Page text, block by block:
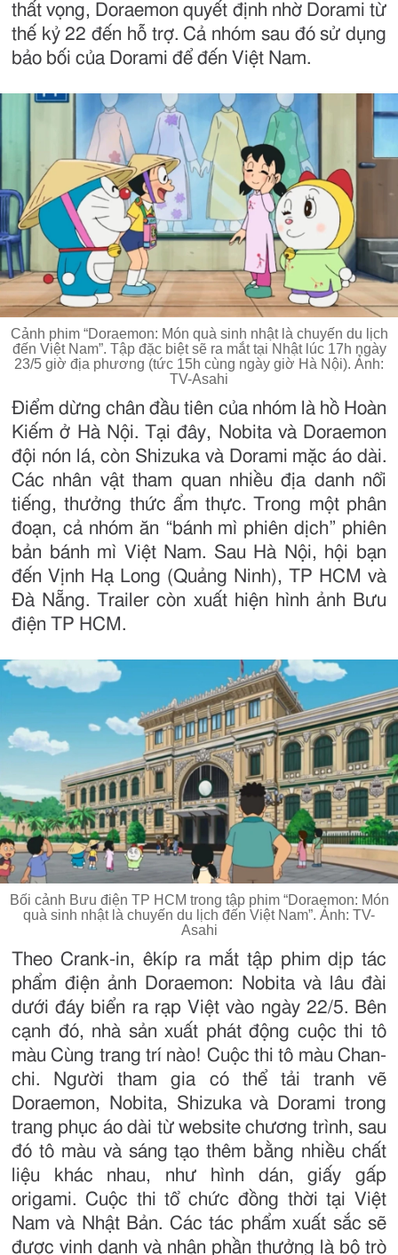
thất vọng, Doraemon quyết định nhờ Dorami từ
thế kỷ 22 đến hỗ trợ. Cả nhóm sau đó sử dụng
bảo bối của Dorami để đến Việt Nam.
Cảnh phim “Doraemon: Món quà sinh nhật là chuyến du lịch
đến Việt Nam”. Tập đặc biệt sẽ ra mắt tại Nhật lúc 17h ngày
23/5 giờ địa phương (tức 15h cùng ngày giờ Hà Nội). Ảnh:
TV-Asahi
Điểm dừng chân đầu tiên của nhóm là hồ Hoàn
Kiếm ở Hà Nội. Tại đây, Nobita và Doraemon
đội nón lá, còn Shizuka và Dorami mặc áo dài.
Các nhân vật tham quan nhiều địa danh nổi
tiếng, thưởng thức ẩm thực. Trong một phân
đoạn, cả nhóm ăn “bánh mì phiên dịch” phiên
bản bánh mì Việt Nam. Sau Hà Nội, hội bạn
đến Vịnh Hạ Long (Quảng Ninh), TP HCM và
Đà Nẵng. Trailer còn xuất hiện hình ảnh Bưu
điện TP HCM.
Bối cảnh Bưu điện TP HCM trong tập phim “Doraemon: Món
quà sinh nhật là chuyến du lịch đến Việt Nam”. Ảnh: TV-
Asahi
Theo Crank-in, êkíp ra mắt tập phim dịp tác
phẩm điện ảnh Doraemon: Nobita và lâu đài
dưới đáy biển ra rạp Việt vào ngày 22/5. Bên
cạnh đó, nhà sản xuất phát động cuộc thi tô
màu Cùng trang trí nào! Cuộc thi tô màu Chan-
chi. Người tham gia có thể tải tranh vẽ
Doraemon, Nobita, Shizuka và Dorami trong
trang phục áo dài từ website chương trình, sau
đó tô màu và sáng tạo thêm bằng nhiều chất
liệu khác nhau, như hình dán, giấy gấp
origami. Cuộc thi tổ chức đồng thời tại Việt
Nam và Nhật Bản. Các tác phẩm xuất sắc sẽ
được vinh danh và nhận phần thưởng là bộ trò